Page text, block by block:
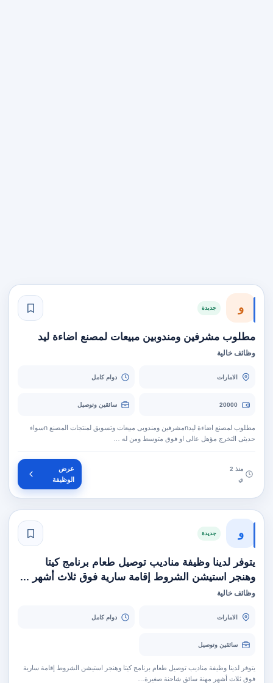
و جديدة
مطلوب مشرفين ومندوبين مبيعات لمصنع اضاءة ليد
وظائف خالية
الامارات دوام كامل
20000 سائقين وتوصيل
مطلوب لمصنع اضاءة ليدnمشرفين ومندوبى مبيعات وتسويق لمنتجات المصنع nسواء
حديثى التخرج مؤهل عالى او فوق متوسط ومن له …
منذ 2
ي
عرض
الوظيفة
و جديدة
يتوفر لدينا وظيفة مناديب توصيل طعام برنامج كيتا
وهنجر استيشن الشروط إقامة سارية فوق ثلاث أشهر ...
وظائف خالية
الامارات دوام كامل
سائقين وتوصيل
يتوفر لدينا وظيفة مناديب توصيل طعام برنامج كيتا وهنجر استيشن الشروط إقامة سارية
فوق ثلاث أشهر مهنة سائق شاحنة صغيرة…